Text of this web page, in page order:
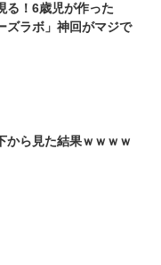
る！6歳児が作った
ズラボ」神回がマジで
から見た結果ｗｗｗｗ